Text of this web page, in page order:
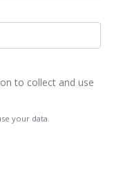
to collect and use
your data.